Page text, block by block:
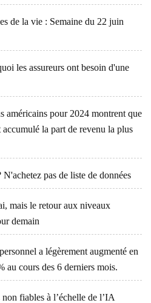
de la vie : Semaine du 22 juin
les assureurs ont besoin d'une
américains pour 2024 montrent que
la part de revenu la plus
pas de liste de données
mais le retour aux niveaux
demain
a légèrement augmenté en
au cours des 6 derniers mois.
fiables à l’échelle de l’IA